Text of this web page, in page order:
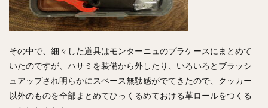
その中で、細々した道具はモンターニュのプラケースにまとめて
いたのですが、ハサミを装備から外したり、いろいろとブラッシ
ュアップされ明らかにスペース無駄感がでてきたので、クッカー
以外のものを全部まとめてひっくるめておける革ロールをつくる